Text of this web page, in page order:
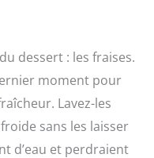
dessert : les fraises.
moment pour
Lavez-les
sans les laisser
d’eau et perdraient